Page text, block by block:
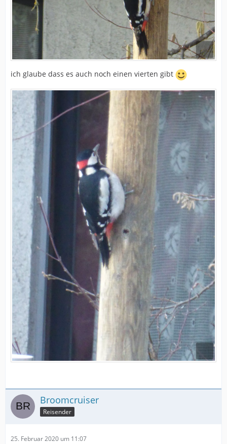
ich glaube dass es auch noch einen vierten gibt
Broomcruiser
Reisender
25. Februar 2020 um 11:07